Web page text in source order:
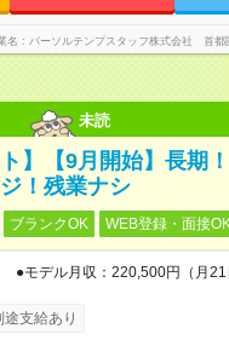
名 パーソルテンプスタッフ株式会社 首都
未読
ト】【9月開始】長期
！残業ナシ
ブランクOK WEB登録・面接
●モデル月収：220,500円（月21
支給あり